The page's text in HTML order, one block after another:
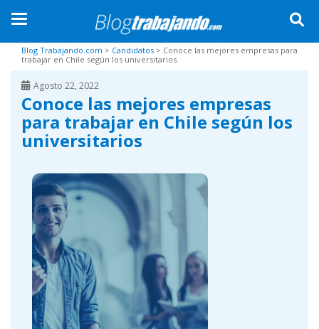
Skip to main content
TOGGLE NAVIGATION
Blog Trabajando.com > Candidatos > Conoce las mejores empresas para
trabajar en Chile según los universitarios
Agosto 22, 2022
Conoce las mejores empresas
para trabajar en Chile según los
universitarios